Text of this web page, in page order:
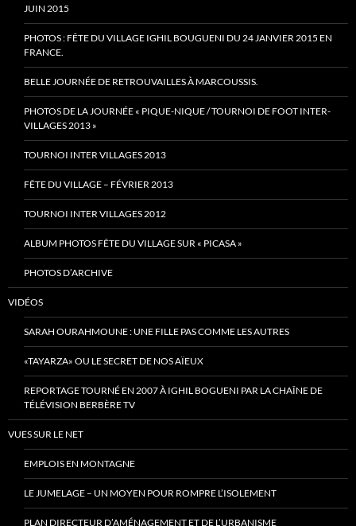
JUIN 2015
PHOTOS : FÊTE DU VILLAGE IGHIL BOUGUENI DU 24 JANVIER 2015 EN
FRANCE.
BELLE JOURNÉE DE RETROUVAILLES À MARCOUSSIS.
PHOTOS DE LA JOURNÉE « PIQUE-NIQUE / TOURNOI DE FOOT INTER-
VILLAGES 2013 »
TOURNOI INTER VILLAGES 2013
FÊTE DU VILLAGE – FÉVRIER 2013
TOURNOI INTER VILLAGES 2012
ALBUM PHOTOS FÊTE DU VILLAGE SUR « PICASA »
PHOTOS D’ARCHIVE
VIDÉOS
SARAH OURAHMOUNE : UNE FILLE PAS COMME LES AUTRES
«TAYARZA» OU LE SECRET DE NOS AÏEUX
REPORTAGE TOURNÉ EN 2007 À IGHIL BOGUENI PAR LA CHAÎNE DE
TÉLÉVISION BERBÈRE TV
VUES SUR LE NET
EMPLOIS EN MONTAGNE
LE JUMELAGE – UN MOYEN POUR ROMPRE L’ISOLEMENT
PLAN DIRECTEUR D’AMÉNAGEMENT ET DE L’URBANISME